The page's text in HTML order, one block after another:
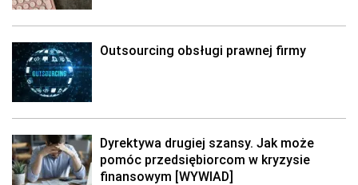
Outsourcing obsługi prawnej firmy
Dyrektywa drugiej szansy. Jak może
pomóc przedsiębiorcom w kryzysie
finansowym [WYWIAD]